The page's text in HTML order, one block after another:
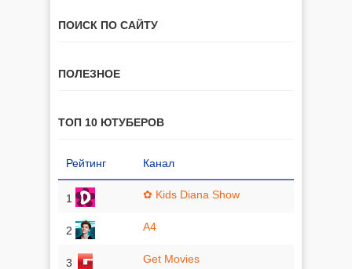
ПОИСК ПО САЙТУ
ПОЛЕЗНОЕ
ТОП 10 ЮТУБЕРОВ
Рейтинг Канал
1 ✿ Kids Diana Show
2 A4
3 Get Movies